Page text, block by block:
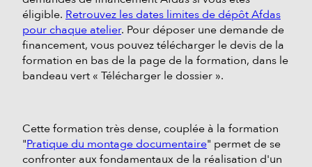
éligible. Retrouvez les dates limites de dépôt Afdas
pour chaque atelier. Pour déposer une demande de
financement, vous pouvez télécharger le devis de la
formation en bas de la page de la formation, dans le
bandeau vert « Télécharger le dossier ».
Cette formation très dense, couplée à la formation
"Pratique du montage documentaire" permet de se
confronter aux fondamentaux de la réalisation d'un